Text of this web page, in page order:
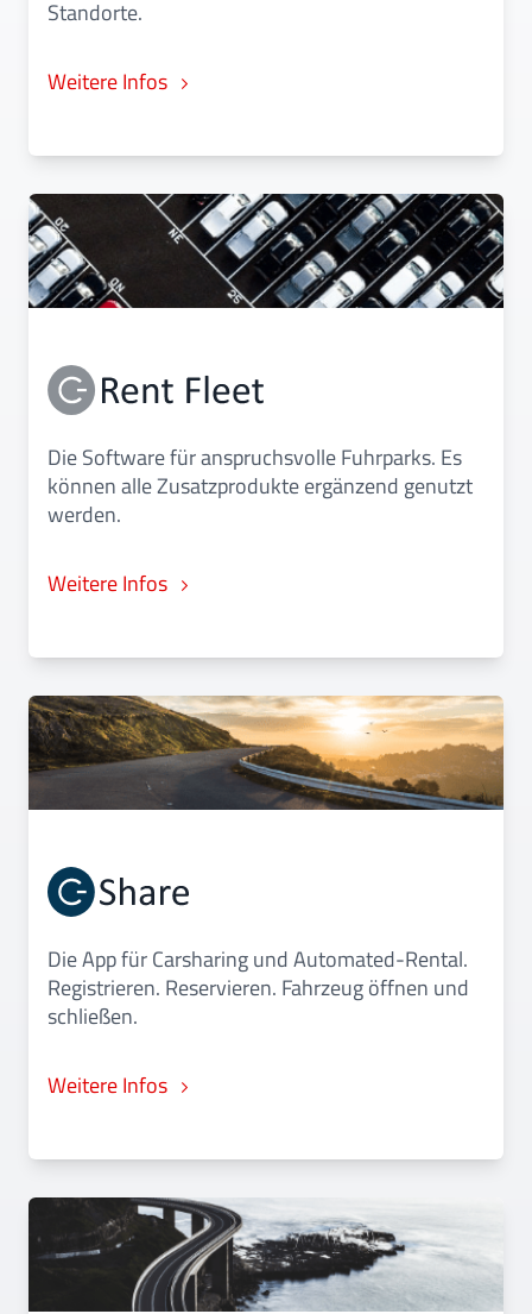
Standorte.
Weitere Infos
Die Software für anspruchsvolle Fuhrparks. Es
können alle Zusatzprodukte ergänzend genutzt
werden.
Weitere Infos
Die App für Carsharing und Automated-Rental.
Registrieren. Reservieren. Fahrzeug öffnen und
schließen.
Weitere Infos